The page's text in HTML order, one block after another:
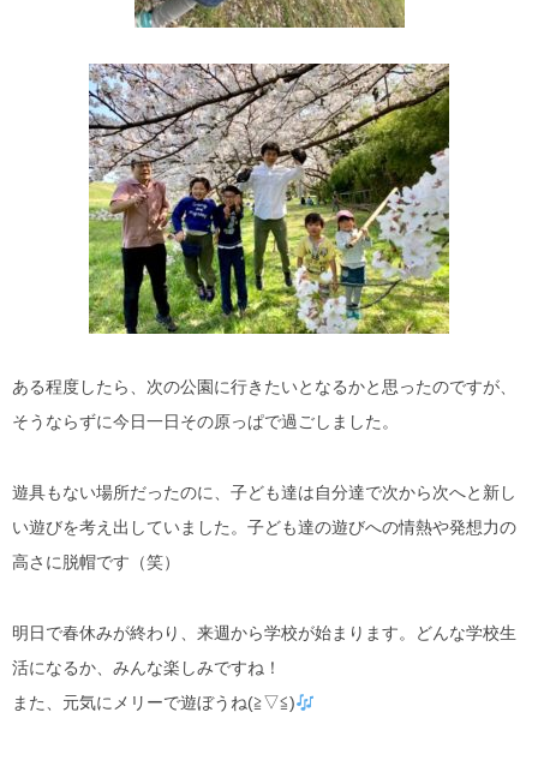
ある程度したら、次の公園に行きたいとなるかと思ったのですが、
そうならずに今日一日その原っぱで過ごしました。
遊具もない場所だったのに、子ども達は自分達で次から次へと新し
い遊びを考え出していました。子ども達の遊びへの情熱や発想力の
高さに脱帽です（笑）
明日で春休みが終わり、来週から学校が始まります。どんな学校生
活になるか、みんな楽しみですね！
また、元気にメリーで遊ぼうね(≧▽≦)